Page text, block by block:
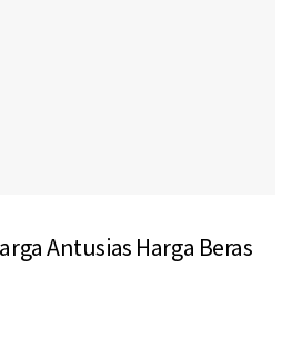
Antusias Harga Beras